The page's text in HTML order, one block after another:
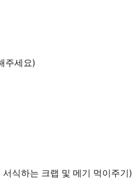
주세요)
식하는 크랩 및 메기 먹이주기)